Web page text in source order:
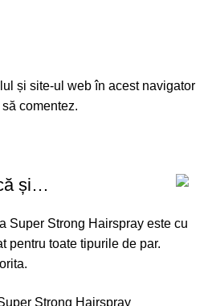
și site-ul web în acest navigator
comentez.
și…
Strong Hairspray